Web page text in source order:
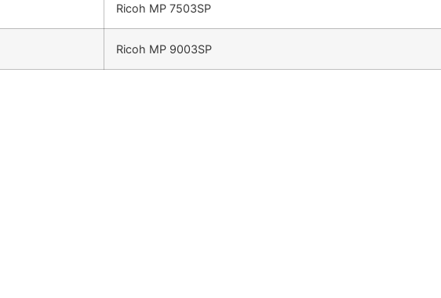
Ricoh MP 7503SP
Ricoh MP 9003SP